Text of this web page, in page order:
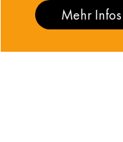
Mehr Infos